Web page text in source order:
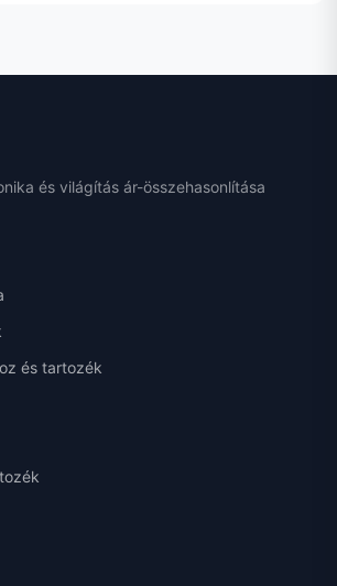
és világítás ár-összehasonlítása
és tartozék